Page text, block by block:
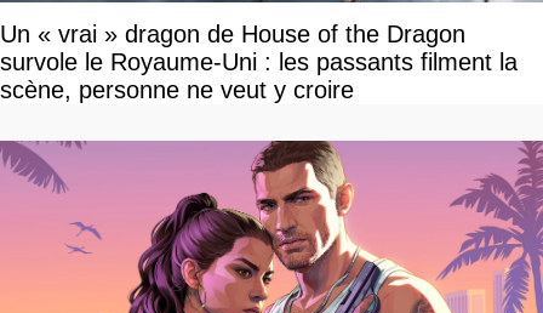
Un « vrai » dragon de House of the Dragon
survole le Royaume-Uni : les passants filment la
scène, personne ne veut y croire